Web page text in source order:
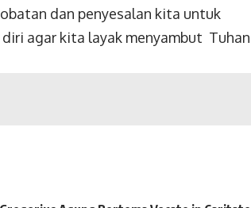
dan penyesalan kita untuk
agar kita layak menyambut Tuhan